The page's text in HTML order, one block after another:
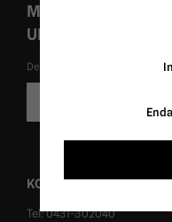
MISSA ALDRIG
UNIKA
De uppgifter du matar in
KONTAKT
Tel: 0431-302040